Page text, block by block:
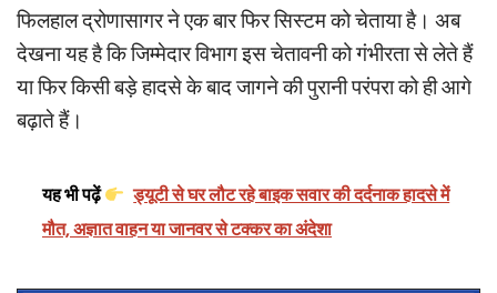
फिलहाल द्रोणासागर ने एक बार फिर सिस्टम को चेताया है। अब
देखना यह है कि जिम्मेदार विभाग इस चेतावनी को गंभीरता से लेते हैं
या फिर किसी बड़े हादसे के बाद जागने की पुरानी परंपरा को ही आगे
बढ़ाते हैं।
यह भी पढ़ें
ड्यूटी से घर लौट रहे बाइक सवार की दर्दनाक हादसे में
मौत, अज्ञात वाहन या जानवर से टक्कर का अंदेशा